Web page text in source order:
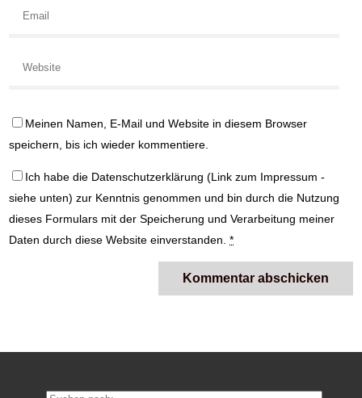
Meinen Namen, E-Mail und Website in diesem Browser
speichern, bis ich wieder kommentiere.
Ich habe die Datenschutzerklärung (Link zum Impressum -
siehe unten) zur Kenntnis genommen und bin durch die Nutzung
dieses Formulars mit der Speicherung und Verarbeitung meiner
Daten durch diese Website einverstanden.*